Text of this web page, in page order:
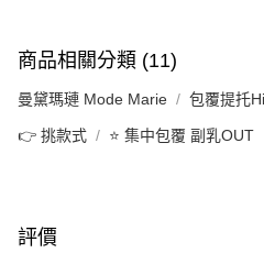
商品相關分類 (11)
曼黛瑪璉 Mode Marie 包覆提托
👉 挑款式 ⭐ 集中包覆 副乳OUT
評價